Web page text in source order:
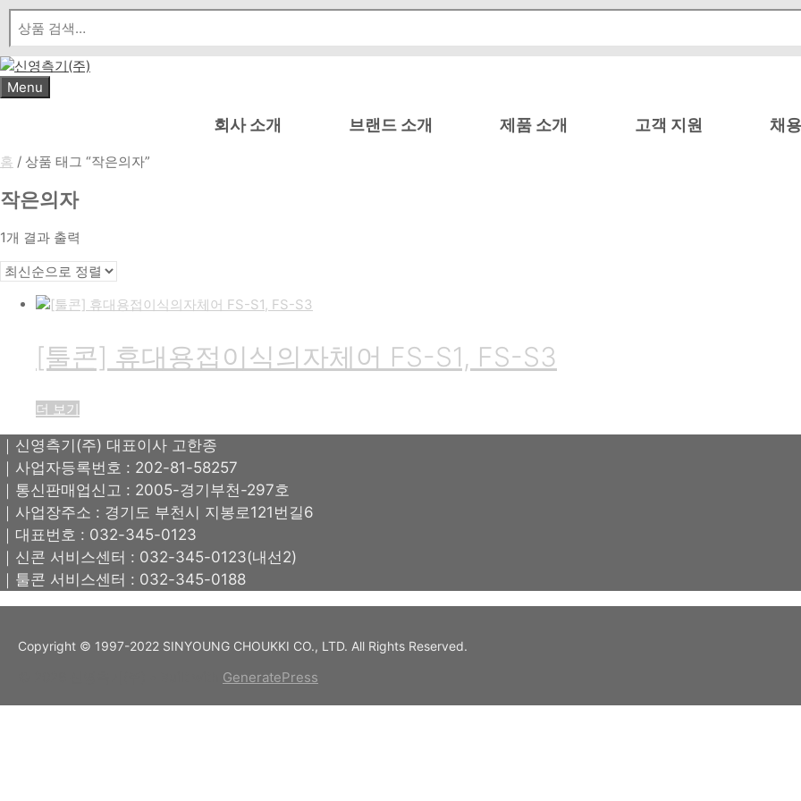
Skip
content
Menu
회사 소개 브랜드 소개 제품 소개 고객 지원 채
홈 / 상품 태그 “작은의자”
작은의자
1개 결과 출력
[툴콘] 휴대용접이식의자체어 FS-S1, FS-S3
더 보기
｜신영측기(주) 대표이사 고한종
｜사업자등록번호 : 202-81-58257
｜통신판매업신고 : 2005-경기부천-297호
｜사업장주소 : 경기도 부천시 지봉로121번길6
｜대표번호 : 032-345-0123
｜신콘 서비스센터 : 032-345-0123(내선2)
｜툴콘 서비스센터 : 032-345-0188
Copyright © 1997-2022 SINYOUNG CHOUKKI CO., LTD. All Rights Reserved.
GeneratePress